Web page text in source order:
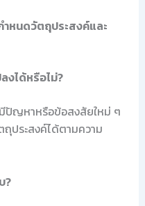
หนดวัตถุประสงค์และ
งได้หรือไม่?
ปัญหาหรือข้อสงสัยใหม่ ๆ
ประสงค์ได้ตามความ
?